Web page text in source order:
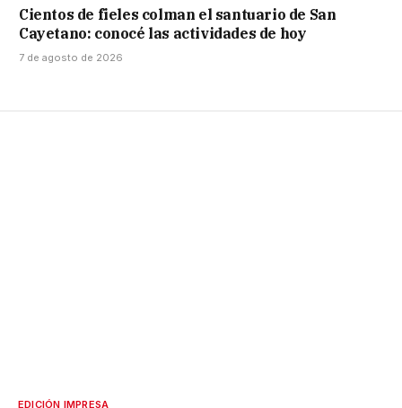
Cientos de fieles colman el santuario de San
Cayetano: conocé las actividades de hoy
7 de agosto de 2026
EDICIÓN IMPRESA